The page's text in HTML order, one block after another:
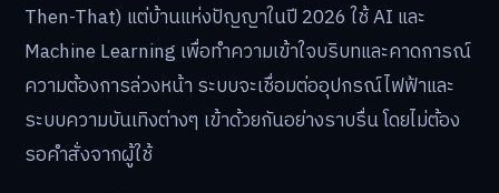
Then-That) แต่บ้านแห่งปัญญาในปี 2026 ใช้ AI และ
Machine Learning เพื่อทำความเข้าใจบริบทและคาดการณ์
ความต้องการล่วงหน้า ระบบจะเชื่อมต่ออุปกรณ์ไฟฟ้าและ
ระบบความบันเทิงต่างๆ เข้าด้วยกันอย่างราบรื่น โดยไม่ต้อง
รอคำสั่งจากผู้ใช้